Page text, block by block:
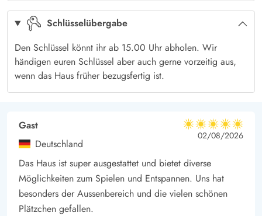
Terrassenarten, darunter eine offene, eine abgeschirmte und
eine überdachte Terrasse. Auf dem großzügigen
Rasengrundstück lässt es sich wunderbar entspannen und die
Kinder haben ausreichend Platz zum Spielen. Eine
Außendusche, die von April bis Oktober genutzt werden kann,
sorgt für zusätzliche Erfrischung. Für das besondere
Garten nutzen und den Abend am Lagerfeuer ausklingen
lassen.
– bis zu 2 Hunde sind im Ferienhaus erlaubt.
Freizeit und Abenteuer für die ganze Familie
In ca. 10 km erreicht ihr die Küste, wo ihr entspannte Tage am
Schlüsselübergabe
Den Schlüssel könnt ihr ab 15.00 Uhr abholen. Wir
händigen euren Schlüssel aber auch gerne vorzeitig aus,
wenn das Haus früher bezugsfertig ist.
Gast
Deutschland
5 von 5
5 von 5
5 out of 5
02/08/2026
Das Haus ist super ausgestattet und bietet diverse
Möglichkeiten zum Spielen und Entspannen. Uns hat
besonders der Aussenbereich und die vielen schönen
Plätzchen gefallen.